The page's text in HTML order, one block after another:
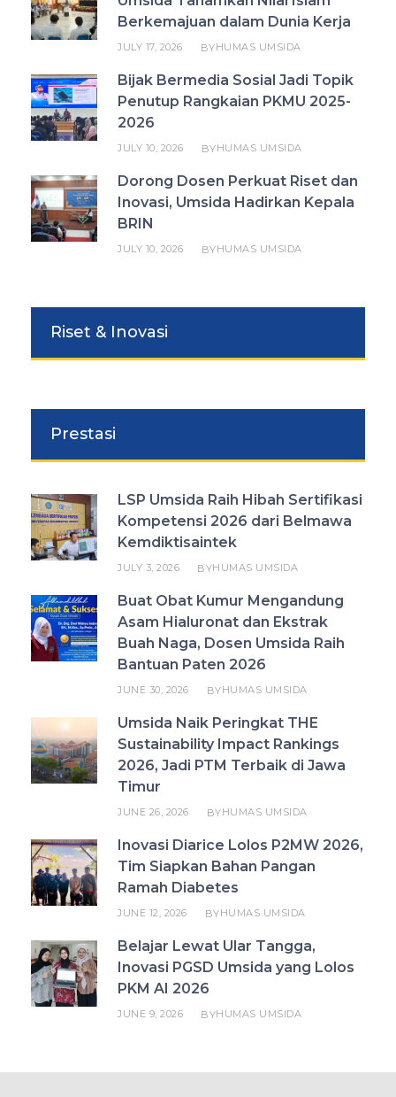
Berkemajuan dalam Dunia Kerja
JULY 17, 2026 BYHUMAS UMSIDA
Bijak Bermedia Sosial Jadi Topik
Penutup Rangkaian PKMU 2025-
2026
JULY 10, 2026 BYHUMAS UMSIDA
Dorong Dosen Perkuat Riset dan
Inovasi, Umsida Hadirkan Kepala
BRIN
JULY 10, 2026 BYHUMAS UMSIDA
Riset & Inovasi
Prestasi
LSP Umsida Raih Hibah Sertifikasi
Kompetensi 2026 dari Belmawa
Kemdiktisaintek
JULY 3, 2026 BYHUMAS UMSIDA
Buat Obat Kumur Mengandung
Asam Hialuronat dan Ekstrak
Buah Naga, Dosen Umsida Raih
Bantuan Paten 2026
JUNE 30, 2026 BYHUMAS UMSIDA
Umsida Naik Peringkat THE
Sustainability Impact Rankings
2026, Jadi PTM Terbaik di Jawa
Timur
JUNE 26, 2026 BYHUMAS UMSIDA
Inovasi Diarice Lolos P2MW 2026,
Tim Siapkan Bahan Pangan
Ramah Diabetes
JUNE 12, 2026 BYHUMAS UMSIDA
Belajar Lewat Ular Tangga,
Inovasi PGSD Umsida yang Lolos
PKM AI 2026
JUNE 9, 2026 BYHUMAS UMSIDA